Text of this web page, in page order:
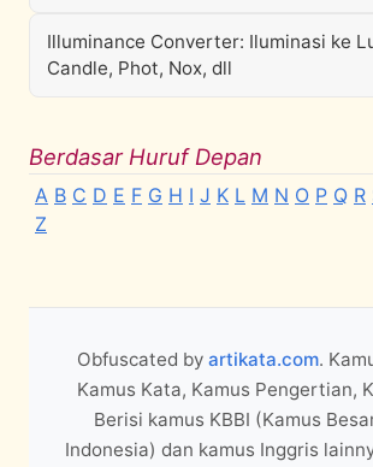
Illuminance Converter: Iluminasi ke
Candle, Phot, Nox, dll
Berdasar Huruf Depan
A B C D E F G H I J K L M N O P Q R
Z
Obfuscated by artikata.com.
Kamus Kata, Kamus Pengertian,
Berisi kamus KBBI (Kamus
Indonesia) dan kamus Inggris